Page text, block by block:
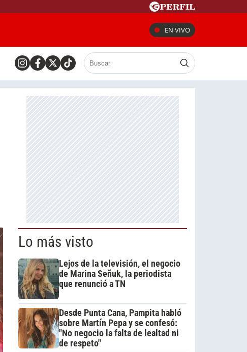
EN VIVO
Lo más visto
Lejos de la televisión, el negocio
de Marina Señuk, la periodista
que renunció a TN
Desde Punta Cana, Pampita habló
sobre Martín Pepa y se confesó:
"No negocio la falta de lealtad ni
de respeto"